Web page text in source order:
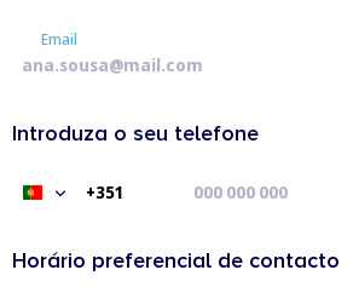
Email
Email
Introduza o seu telefone
Portugal
+351
Horário preferencial de contacto